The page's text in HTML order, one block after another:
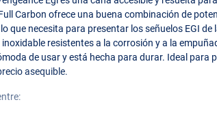
Carbon ofrece una buena combinación de
que necesita para presentar los señuelos EGI de
inoxidable resistentes a la corrosión y a la
de usar y está hecha para durar. Ideal para
asequible.